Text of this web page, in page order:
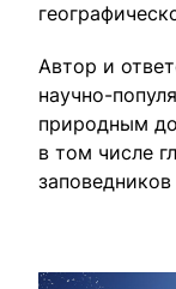
Автор и
научно-
природным
в том числе